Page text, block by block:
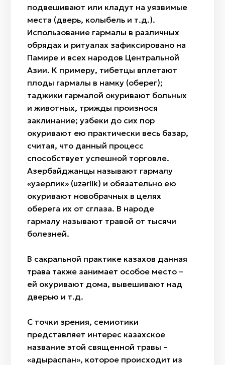
подвешивают или кладут на уязвимые
места (дверь, колыбель и т.д.).
Использование гармалы в различных
обрядах и ритуалах зафиксировано на
Памире и всех народов Центральной
Азии. К примеру, тибетцы вплетают
плоды гармалы в намку (оберег);
таджики гармалой окуривают больных
и животных, трижды произнося
заклинание; узбеки до сих пор
окуривают ею практически весь базар,
считая, что данный процесс
способствует успешной торговле.
Азербайджанцы называют гармалу
«узерлик» (uzərlik) и обязательно ею
окуривают новобрачных в целях
оберега их от сглаза. В народе
гармалу называют травой от тысячи
болезней.
В сакральной практике казахов данная
трава также занимает особое место –
ей окуривают дома, вывешивают над
дверью и т.д.
С точки зрения, семиотики
представляет интерес казахское
название этой священной травы –
«адыраспан», которое происходит из